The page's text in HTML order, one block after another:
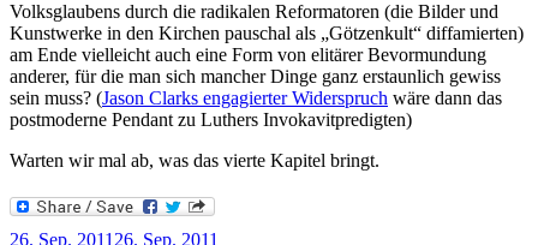
Volksglaubens durch die radikalen Reformatoren (die Bilder und
Kunstwerke in den Kirchen pauschal als „Götzenkult“ diffamierten)
am Ende vielleicht auch eine Form von elitärer Bevormundung
anderer, für die man sich mancher Dinge ganz erstaunlich gewiss
sein muss? (Jason Clarks engagierter Widerspruch wäre dann das
postmoderne Pendant zu Luthers Invokavitpredigten)
Warten wir mal ab, was das vierte Kapitel bringt.
Veröffentlicht
26. Sep. 2011 26. Sep. 2011